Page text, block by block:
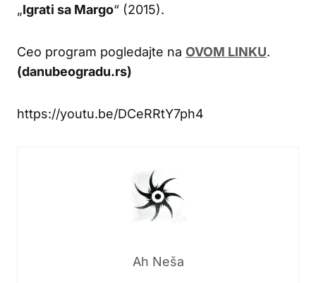
„Igrati sa Margo“ (2015).
Ceo program pogledajte na OVOM LINKU.
(danubeogradu.rs)
https://youtu.be/DCeRRtY7ph4
Ah Neša